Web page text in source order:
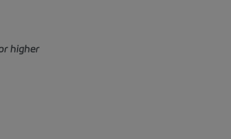
higher